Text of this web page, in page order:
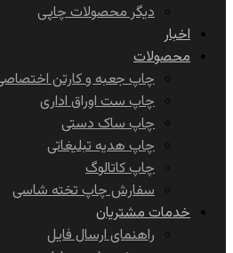
دیگر محصولات چاپی
اخبار
محصولات
چاپ جعبه و کارتن
چاپ ست اوراق اداری
چاپ ساک دستی
چاپ هدیه تبلیغاتی
چاپ کاتالوگ
سفارش چاپ تخته شاسی
خدمات مشتریان
راهنمای ارسال فایل